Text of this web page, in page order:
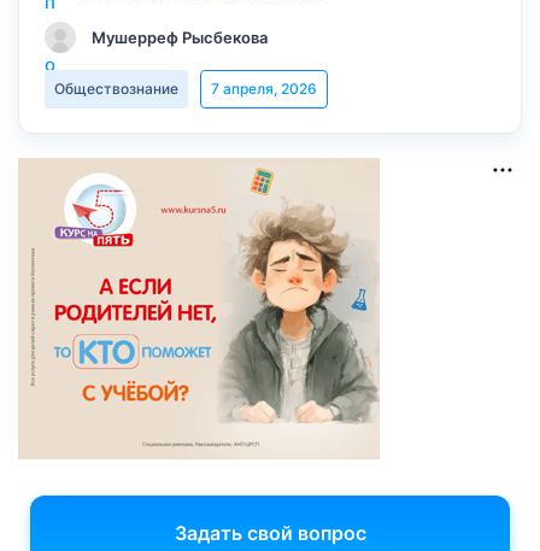
Мушерреф Рысбекова
Обществознание 7 апреля, 2026
Задать свой вопрос